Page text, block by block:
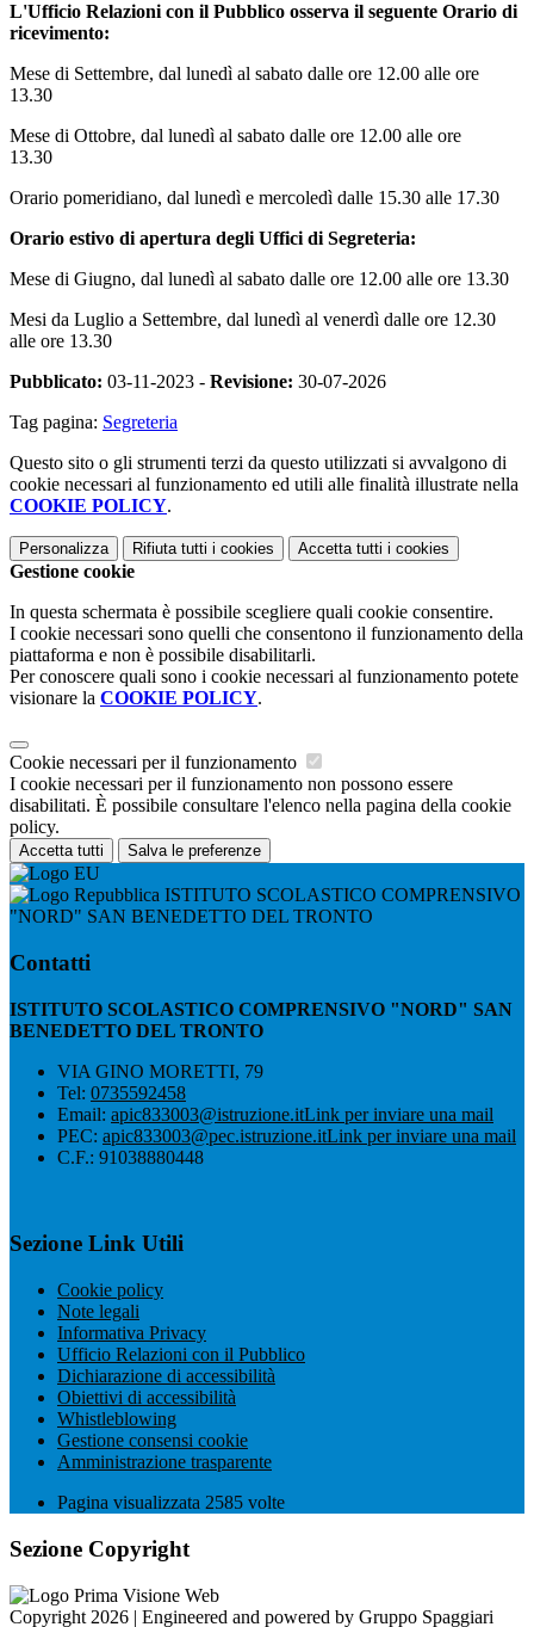
L'Ufficio Relazioni con il Pubblico osserva il seguente Orario di
ricevimento:
Mese di Settembre, dal lunedì al sabato dalle ore 12.00 alle ore
13.30
Mese di Ottobre, dal lunedì al sabato dalle ore 12.00 alle ore
13.30
Orario pomeridiano, dal lunedì e mercoledì dalle 15.30 alle 17.30
Orario estivo di apertura degli Uffici di Segreteria:
Mese di Giugno, dal lunedì al sabato dalle ore 12.00 alle ore 13.30
Mesi da Luglio a Settembre, dal lunedì al venerdì dalle ore 12.30
alle ore 13.30
Pubblicato: 03-11-2023 - Revisione: 30-07-2026
Tag pagina: Segreteria
Questo sito o gli strumenti terzi da questo utilizzati si avvalgono di
cookie necessari al funzionamento ed utili alle finalità illustrate nella
COOKIE POLICY.
Personalizza Rifiuta tutti i cookies Accetta tutti i cookies
Gestione cookie
In questa schermata è possibile scegliere quali cookie consentire.
I cookie necessari sono quelli che consentono il funzionamento della
piattaforma e non è possibile disabilitarli.
Per conoscere quali sono i cookie necessari al funzionamento potete
visionare la COOKIE POLICY.
Cookie necessari per il funzionamento
I cookie necessari per il funzionamento non possono essere
disabilitati. È possibile consultare l'elenco nella pagina della cookie
policy.
Accetta tutti Salva le preferenze
ISTITUTO SCOLASTICO COMPRENSIVO
"NORD" SAN BENEDETTO DEL TRONTO
Contatti
ISTITUTO SCOLASTICO COMPRENSIVO "NORD" SAN
BENEDETTO DEL TRONTO
VIA GINO MORETTI, 79
Tel: 0735592458
Email: apic833003@istruzione.itLink per inviare una mail
PEC: apic833003@pec.istruzione.itLink per inviare una mail
C.F.: 91038880448
Sezione Link Utili
Cookie policy
Note legali
Informativa Privacy
Ufficio Relazioni con il Pubblico
Dichiarazione di accessibilità
Obiettivi di accessibilità
Whistleblowing
Gestione consensi cookie
Amministrazione trasparente
Pagina visualizzata 2585 volte
Sezione Copyright
Copyright 2026 | Engineered and powered by Gruppo Spaggiari